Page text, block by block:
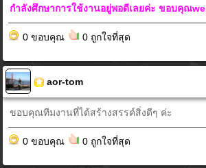
กำลังศึกษาการใช้งานอยู่พอดีเลยค่ะ ขอบคุณ
0 ขอบคุณ 0 ถูกใจที่สุด
aor-tom
ขอบคุณทีมงานที่ได้สร้างสรรค์สิ่งดีๆ ค่ะ
0 ขอบคุณ 0 ถูกใจที่สุด